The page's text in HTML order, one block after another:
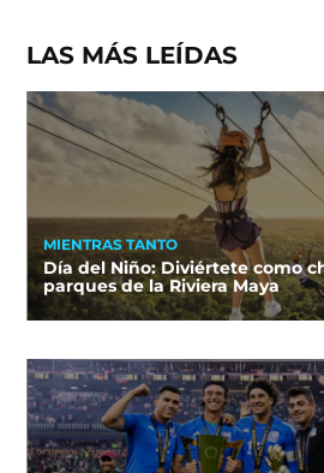
LAS MÁS LEÍDAS
MIENTRAS TANTO
Día del Niño: Diviértete como
parques de la Riviera Maya